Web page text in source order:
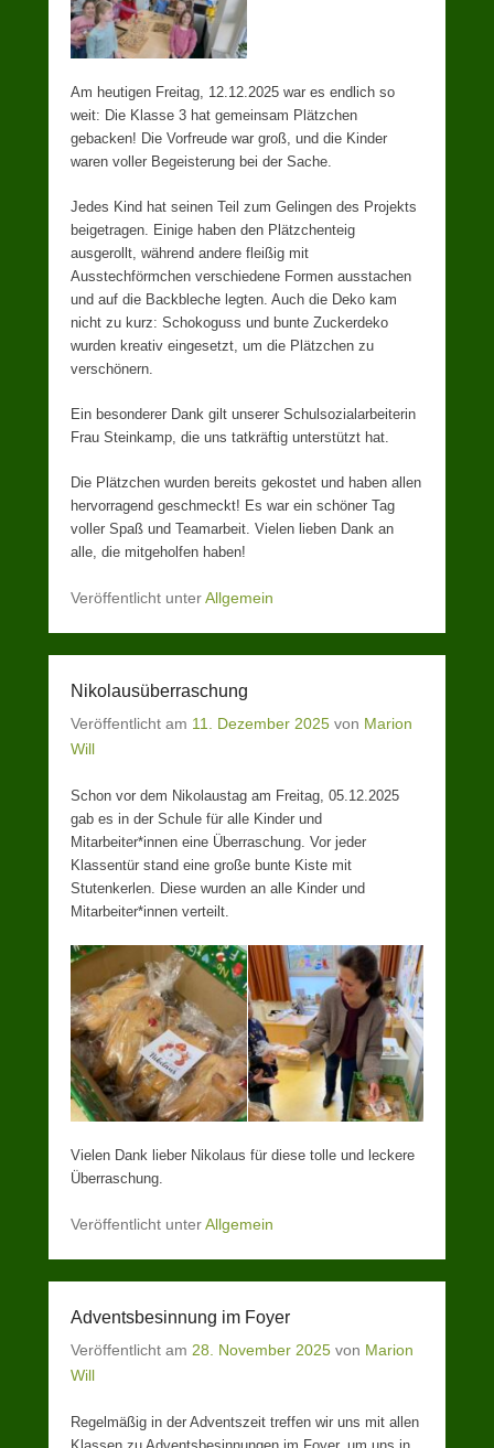
Am heutigen Freitag, 12.12.2025 war es endlich so
weit: Die Klasse 3 hat gemeinsam Plätzchen
gebacken! Die Vorfreude war groß, und die Kinder
waren voller Begeisterung bei der Sache.
Jedes Kind hat seinen Teil zum Gelingen des Projekts
beigetragen. Einige haben den Plätzchenteig
ausgerollt, während andere fleißig mit
Ausstechförmchen verschiedene Formen ausstachen
und auf die Backbleche legten. Auch die Deko kam
nicht zu kurz: Schokoguss und bunte Zuckerdeko
wurden kreativ eingesetzt, um die Plätzchen zu
verschönern.
Ein besonderer Dank gilt unserer Schulsozialarbeiterin
Frau Steinkamp, die uns tatkräftig unterstützt hat.
Die Plätzchen wurden bereits gekostet und haben allen
hervorragend geschmeckt! Es war ein schöner Tag
voller Spaß und Teamarbeit. Vielen lieben Dank an
alle, die mitgeholfen haben!
Veröffentlicht unterAllgemein
Nikolausüberraschung
Veröffentlicht am 11. Dezember 2025 von Marion
Will
Schon vor dem Nikolaustag am Freitag, 05.12.2025
gab es in der Schule für alle Kinder und
Mitarbeiter*innen eine Überraschung. Vor jeder
Klassentür stand eine große bunte Kiste mit
Stutenkerlen. Diese wurden an alle Kinder und
Mitarbeiter*innen verteilt.
Vielen Dank lieber Nikolaus für diese tolle und leckere
Überraschung.
Veröffentlicht unterAllgemein
Adventsbesinnung im Foyer
Veröffentlicht am 28. November 2025 von Marion
Will
Regelmäßig in der Adventszeit treffen wir uns mit allen
Klassen zu Adventsbesinnungen im Foyer, um uns in